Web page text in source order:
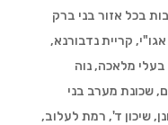
בכל אזור בני ברק
קריית נדבורנא,
בעלי מלאכה, נוה
שכונת מערב בני
שיכון ד', רמת לעלוב,